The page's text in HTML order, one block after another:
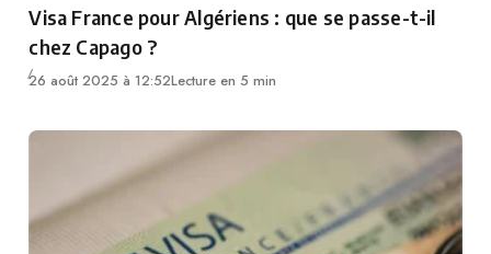
Visa France pour Algériens : que se passe-t-il
chez Capago ?
26 août 2025 à 12:52Lecture en 5 min